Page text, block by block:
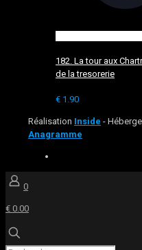
182. La tour aux
de la tresorerie
€ 1.90
Réalisation Inside -
Anagramme
0
€ 0.00